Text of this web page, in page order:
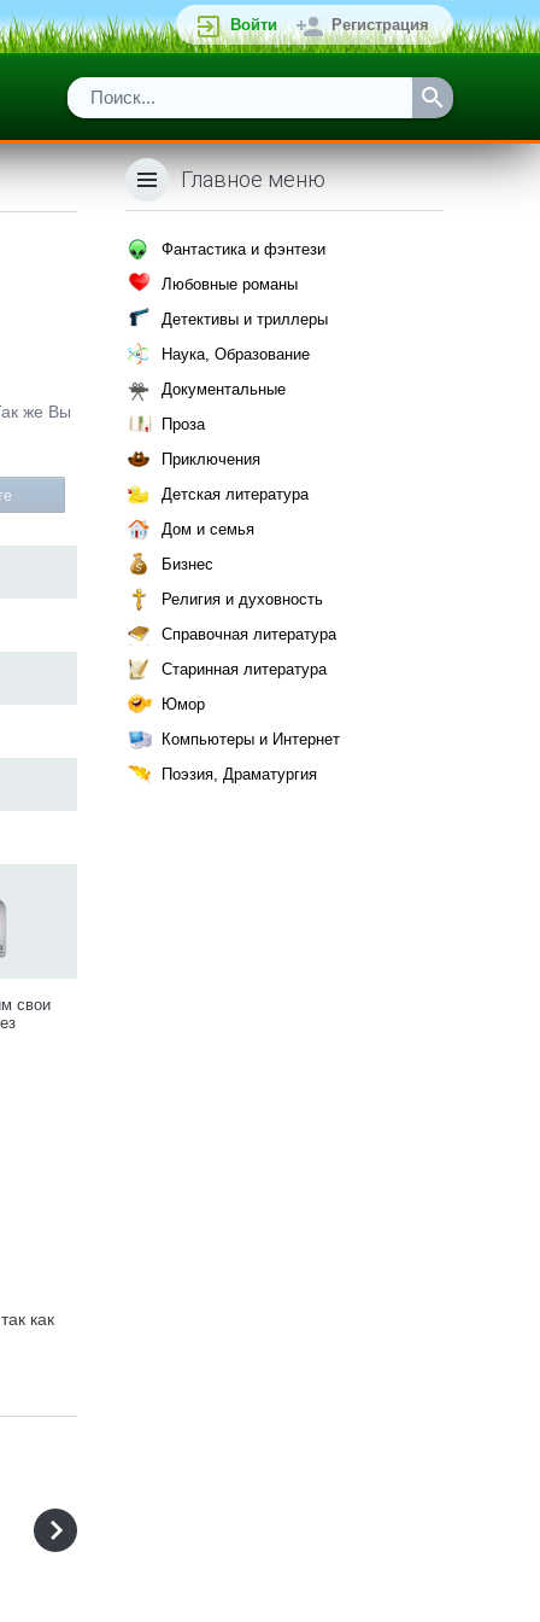
Войти Регистрация
же Вы
свои
как
Главное меню
Фантастика и фэнтези
Любовные романы
Детективы и триллеры
Наука, Образование
Документальные
Проза
Приключения
Детская литература
Дом и семья
Бизнес
Религия и духовность
Справочная литература
Старинная литература
Юмор
Компьютеры и Интернет
Поэзия, Драматургия